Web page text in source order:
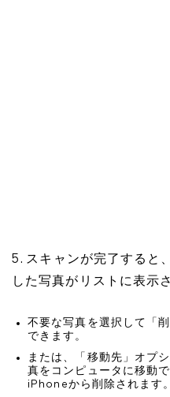
5. スキャンが完了すると
した写真がリストに表示
不要な写真を選択して「
できます。
または、「移動先」オプ
真をコンピュータに移動
iPhoneから削除されます。